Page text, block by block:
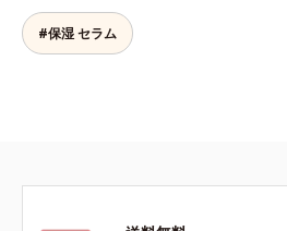
透。ADセラミドミックスが肌をす
こやかに整え、うるおいを蓄える肌
へと導きます。洗顔後すぐに使うこ
酸）グリセリル＝肌をやわらかくほ
#保湿 セラム